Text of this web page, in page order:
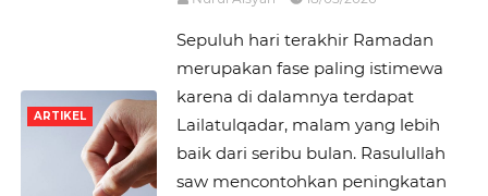
ARTIKEL
Sepuluh hari terakhir Ramadan
merupakan fase paling istimewa
karena di dalamnya terdapat
Lailatulqadar, malam yang lebih
baik dari seribu bulan. Rasulullah
saw mencontohkan peningkatan